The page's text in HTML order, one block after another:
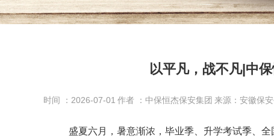
以平凡，战不凡|中
时间 ：2026-07-01 作者 ：中保恒杰保安集团 来源：安徽保安
盛夏六月，暑意渐浓，毕业季、升学考试季、全